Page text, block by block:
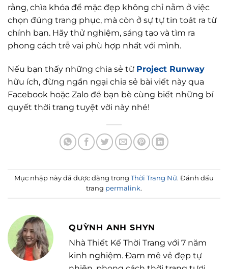
rằng, chìa khóa để mặc đẹp không chỉ nằm ở việc
chọn đúng trang phục, mà còn ở sự tự tin toát ra từ
chính bạn. Hãy thử nghiệm, sáng tạo và tìm ra
phong cách trễ vai phù hợp nhất với mình.
Nếu bạn thấy những chia sẻ từ Project Runway
hữu ích, đừng ngần ngại chia sẻ bài viết này qua
Facebook hoặc Zalo để bạn bè cùng biết những bí
quyết thời trang tuyệt vời này nhé!
Mục nhập này đã được đăng trong Thời Trang Nữ. Đánh dấu
trang permalink.
QUỲNH ANH SHYN
Nhà Thiết Kế Thời Trang với 7 năm
kinh nghiệm. Đam mê vẻ đẹp tự